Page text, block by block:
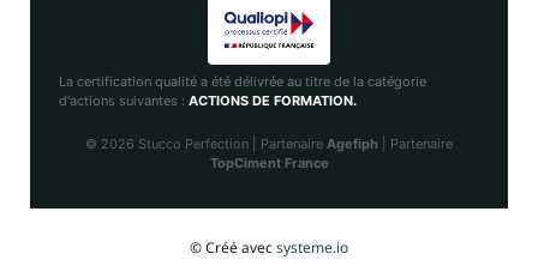
La certification qualité a été délivrée au titre de la catégorie
d'actions suivantes : ACTIONS DE FORMATION.
© 2026 Stucco Perfection | Partenaire Agefiph | Partenaire
TopCiment France
© Créé avecsysteme.io